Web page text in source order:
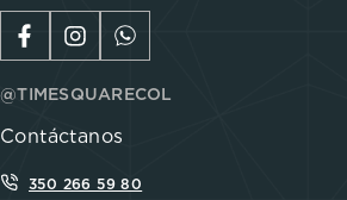
@TIMESQUARECOL
Contáctanos
350 266 59 80